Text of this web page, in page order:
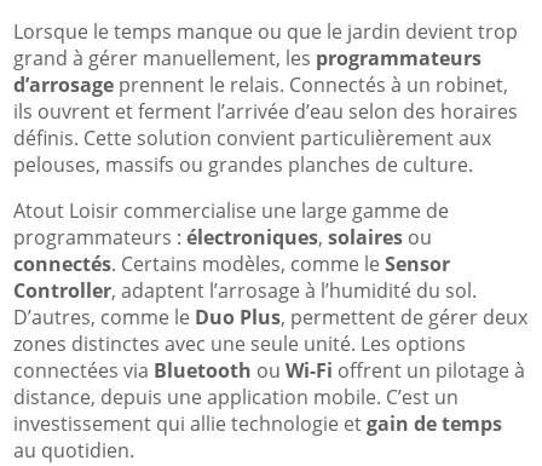
Lorsque le temps manque ou que le jardin devient trop
grand à gérer manuellement, les programmateurs
d’arrosage prennent le relais. Connectés à un robinet,
ils ouvrent et ferment l’arrivée d’eau selon des horaires
définis. Cette solution convient particulièrement aux
pelouses, massifs ou grandes planches de culture.
Atout Loisir commercialise une large gamme de
programmateurs :électroniques,solaires ou
connectés. Certains modèles, comme leSensor
Controller, adaptent l’arrosage à l’humidité du sol.
D’autres, comme le Duo Plus, permettent de gérer deux
zones distinctes avec une seule unité. Les options
connectées via Bluetooth ouWi-Fi offrent un pilotage à
distance, depuis une application mobile. C’est un
investissement qui allie technologie etgain de temps
au quotidien.